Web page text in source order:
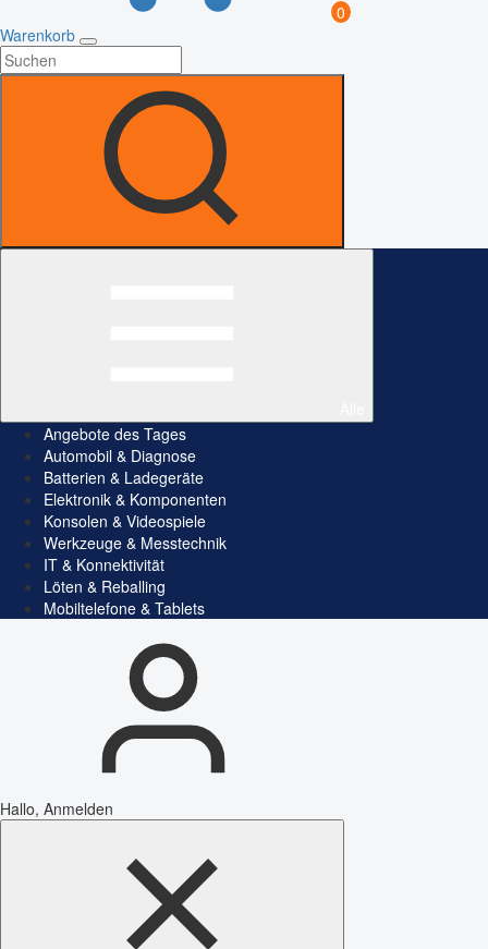
0
Warenkorb
Angebote des Tages
Automobil & Diagnose
Batterien & Ladegeräte
Elektronik & Komponenten
Konsolen & Videospiele
Werkzeuge & Messtechnik
IT & Konnektivität
Löten & Reballing
Mobiltelefone & Tablets
Hallo, Anmelden